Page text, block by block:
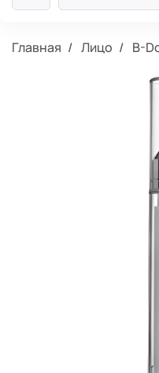
Главная Лицо B-